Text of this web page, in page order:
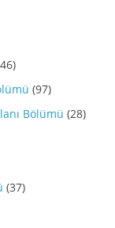
(97)
Bölümü (28)
(37)